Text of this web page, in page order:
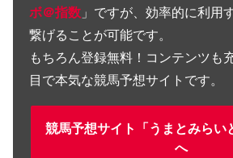
ボ＠指数 」ですが、効率的に利用
繋げることが可能です。
もちろん登録無料！コンテンツも
目で本気な競馬予想サイトです。
競馬予想サイト「うまとみらい
へ